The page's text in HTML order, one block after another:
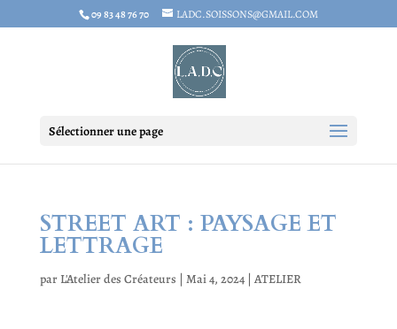
09 83 48 76 70 LADC.SOISSONS@GMAIL.COM
Sélectionner une page
STREET ART : PAYSAGE ET
LETTRAGE
par L'Atelier des Créateurs | Mai 4, 2024| ATELIER